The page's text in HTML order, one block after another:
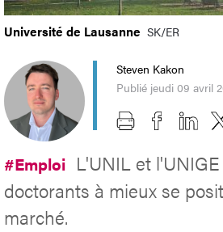
Université de Lausanne SK/ER
Steven Kakon
Publié jeudi 09 avril
#Emploi L'UNIL et
doctorants à mieux se
marché.